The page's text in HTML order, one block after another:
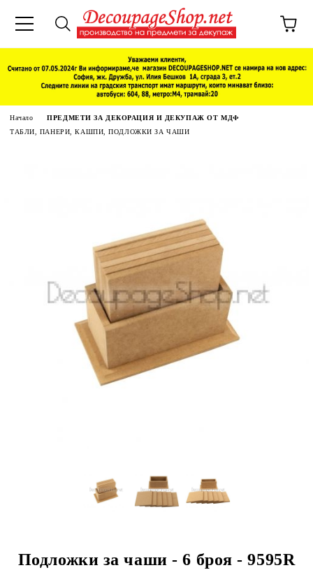
Начало
ПРЕДМЕТИ ЗА ДЕКОРАЦИЯ И ДЕКУПАЖ ОТ МДФ
ТАБЛИ, ПАНЕРИ, КАШПИ, ПОДЛОЖКИ ЗА ЧАШИ
Подложки за чаши - 6 броя - 9595R